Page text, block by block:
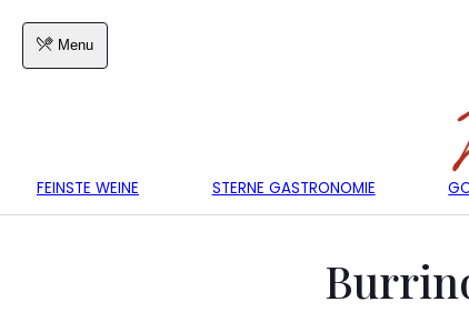
Menu
FEINSTE WEINE STERNE GASTRONOMIE